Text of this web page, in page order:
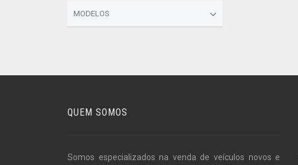
MODELOS
QUEM SOMOS
Somos especializados na venda de veículos novos e